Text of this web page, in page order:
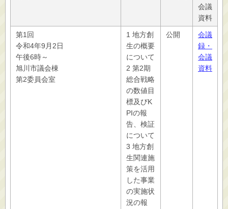
会議
資料
第1回
令和4年9月2日
午後6時～
旭川市議会棟
第2委員会室
1 地方創
生の概要
について
2 第2期
総合戦略
の数値目
標及びK
PIの報
告、検証
について
3 地方創
生関連施
策を活用
した事業
の実施状
況の報
公開
会議
録・
会議
資料